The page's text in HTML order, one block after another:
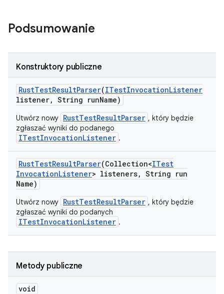
Podsumowanie
Konstruktory publiczne
RustTestResultParser(ITestInvocationListener
listener, String runName)
Utwórz nowy RustTestResultParser , który będzie
zgłaszać wyniki do podanego
ITestInvocationListener .
RustTestResultParser(Collection<ITest
InvocationListener> listeners, String run
Name)
Utwórz nowy RustTestResultParser , który będzie
zgłaszać wyniki do podanych
ITestInvocationListener .
Metody publiczne
void